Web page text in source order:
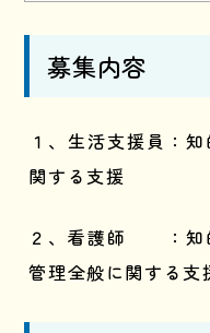
募集内容
１、生活支援員：
関する支援
２、看護師 ：知
管理全般に関する支